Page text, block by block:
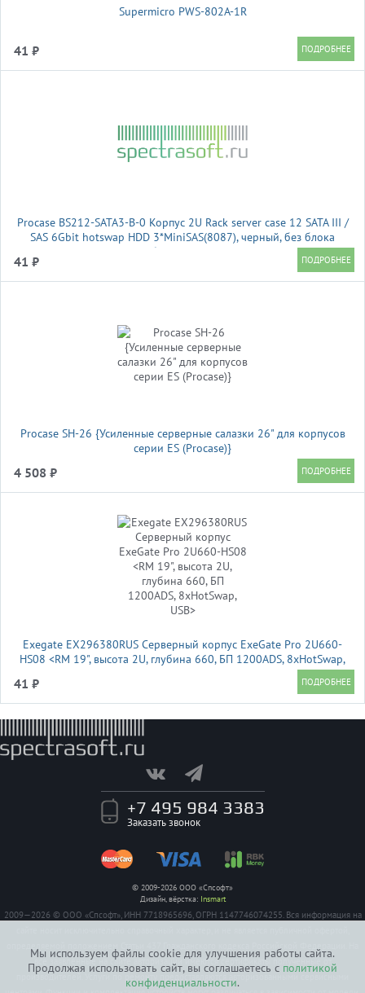
Мы используем файлы cookie для улучшения работы сайта.
Продолжая использовать сайт, вы соглашаетесь с политикой
конфиденциальности.
Supermicro PWS-802A-1R
41 ₽
Procase BS212-SATA3-B-0 Корпус 2U Rack server case 12 SATA III /
SAS 6Gbit hotswap HDD 3*MiniSAS(8087), черный, без блока
питания, глубина 650мм, MB 12"x13"
41 ₽
Procase SH-26 {Усиленные серверные салазки 26" для корпусов
серии ES (Procase)}
4 508 ₽
Exegate EX296380RUS Серверный корпус ExeGate Pro 2U660-
HS08 <RM 19", высота 2U, глубина 660, БП 1200ADS, 8xHotSwap,
41 ₽
+7 495 984 3383
Заказать звонок
© 2009-2026 ООО «Спсофт»
Дизайн, вёрстка: Insmart
2009—2026 © ООО «Спсофт», ИНН 7718965696, ОГРН 1147746074255. Вся информация на
определяемой положением Статьи 437 Гражданского кодекса Российской Федерации. На
все заявленные на сайте авторизации имеются сертификаты полученные от
производителей. Услуги по ремонту предоставляются авторизованными сервисными